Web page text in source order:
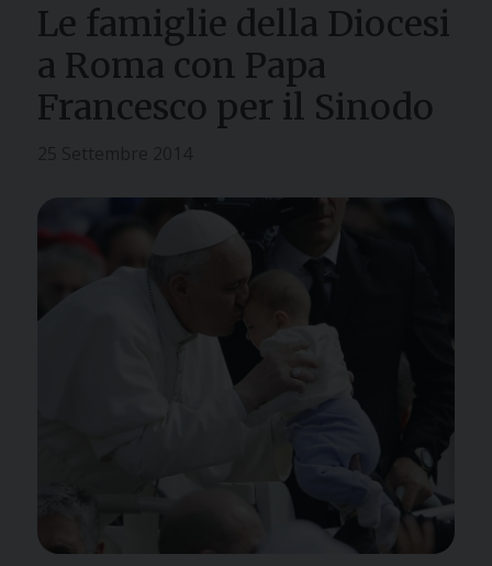
Le famiglie della Diocesi
a Roma con Papa
Francesco per il Sinodo